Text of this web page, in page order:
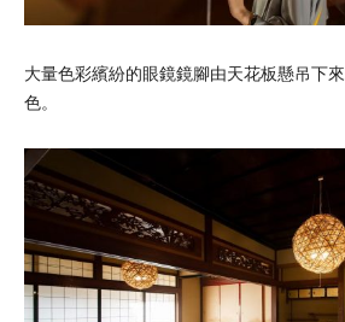
大量色彩繽紛的眼鏡鏡腳由天花板懸吊下
色。